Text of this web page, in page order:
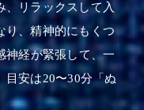
、リラックスして入
り、精神的にもくつ
神経が緊張して、一
目安は20〜30分「ぬ